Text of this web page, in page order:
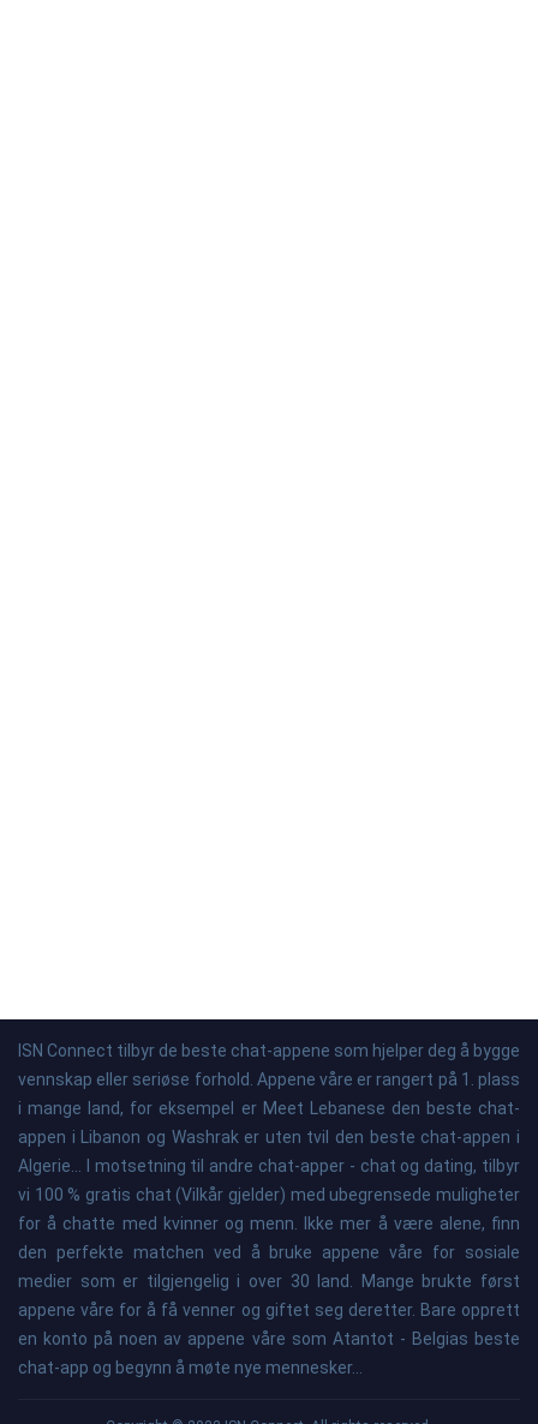
ISN Connect tilbyr de beste chat-appene som hjelper deg å bygge
vennskap eller seriøse forhold. Appene våre er rangert på 1. plass
i mange land, for eksempel er Meet Lebanese den beste chat-
appen i Libanon og Washrak er uten tvil den beste chat-appen i
Algerie... I motsetning til andre chat-apper - chat og dating, tilbyr
vi 100 % gratis chat (Vilkår gjelder) med ubegrensede muligheter
for å chatte med kvinner og menn. Ikke mer å være alene, finn
den perfekte matchen ved å bruke appene våre for sosiale
medier som er tilgjengelig i over 30 land. Mange brukte først
appene våre for å få venner og giftet seg deretter. Bare opprett
en konto på noen av appene våre som Atantot - Belgias beste
chat-app og begynn å møte nye mennesker...